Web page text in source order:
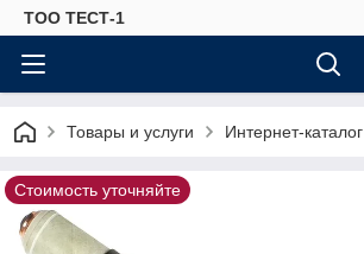
ТОО ТЕСТ-1
Товары и услуги Интернет-каталог
Стоимость уточняйте